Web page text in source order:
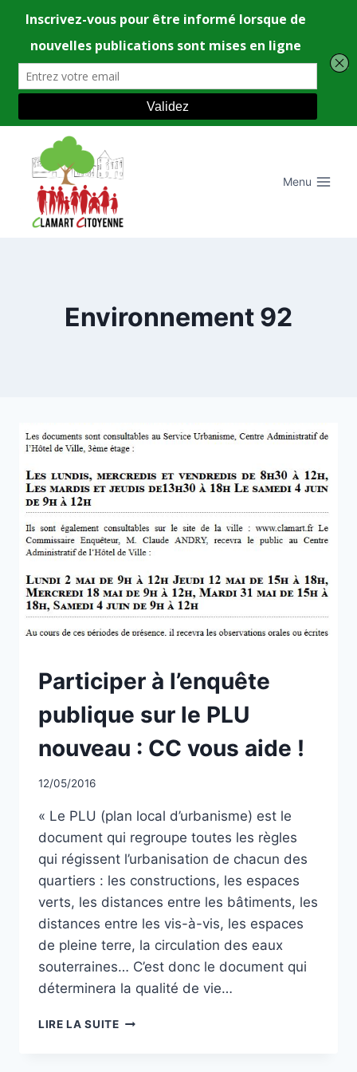
contenu
Menu
Environnement 92
NON
CLASSÉ
Participer à l’enquête
publique sur le PLU
nouveau : CC vous aide !
Par
12/05/2016
« Le PLU (plan local d’urbanisme) est le
document qui regroupe toutes les règles
qui régissent l’urbanisation de chacun des
quartiers : les constructions, les espaces
verts, les distances entre les bâtiments, les
distances entre les vis-à-vis, les espaces
de pleine terre, la circulation des eaux
souterraines… C’est donc le document qui
déterminera la qualité de vie…
LIRE LA SUITEPARTICIPER